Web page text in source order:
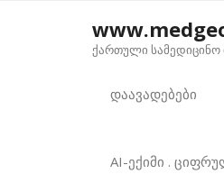
ქართული სამედიცინო
დაავადებები
AI-ექიმი .